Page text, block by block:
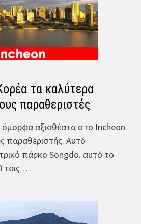
τα καλύτερα
παραθεριστές
όμορφα αξιοθέατα στο Incheon
παραθεριστής. Αυτό
πάρκο Songdo. αυτό το
τοις …